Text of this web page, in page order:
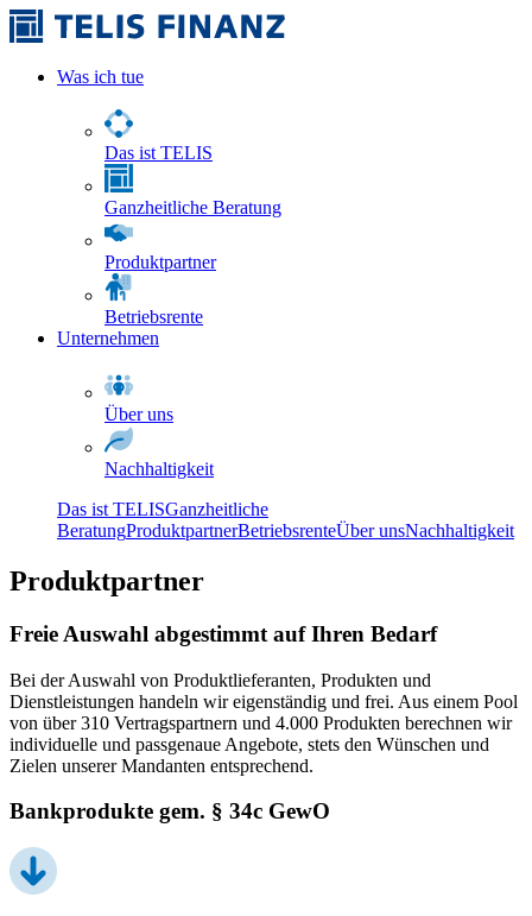
Was ich tue
Das ist TELIS
Ganzheitliche Beratung
Produktpartner
Betriebsrente
Unternehmen
Über uns
Nachhaltigkeit
Das ist TELISGanzheitliche
BeratungProduktpartnerBetriebsrenteÜber unsNachhaltigkeit
Produktpartner
Freie Auswahl abgestimmt auf Ihren Bedarf
Bei der Auswahl von Produktlieferanten, Produkten und
Dienstleistungen handeln wir eigenständig und frei. Aus einem Pool
von über 310 Vertragspartnern und 4.000 Produkten berechnen wir
individuelle und passgenaue Angebote, stets den Wünschen und
Zielen unserer Mandanten entsprechend.
Bankprodukte gem. § 34c GewO